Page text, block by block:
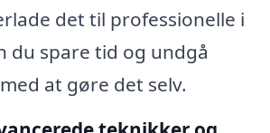
det til professionelle i
du spare tid og undgå
at gøre det selv.